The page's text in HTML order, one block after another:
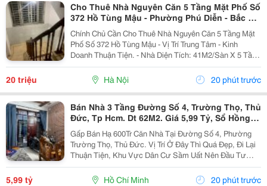
Cho Thuê Nhà Nguyên Căn 5 Tầng Mặt Phố Số
372 Hồ Tùng Mậu - Phường Phú Diễn - Bắc Từ
Liêm - Hn
Chính Chủ Cần Cho Thuê Nhà Nguyên Căn 5 Tầng Mặt
Phố Số 372 Hồ Tùng Mậu - Vị Trí Trung Tâm - Kinh
Doanh Thuận Tiện. - Nhà Diện Tích: 41M2/Sàn X 5 Tầng
- Mặt Tiền: 3.1M. - Nhà Thiết Kế Mỗi Tầng 1 Sàn Thông,
1 Wc, - Đường Trước Nhà Rộng 50M,...
20 triệu Hà Nội 20 phút trước
Bán Nhà 3 Tầng Đường Số 4, Trường Thọ, Thủ
Đức, Tp Hcm. Dt 62M2. Giá 5,99 Tỷ, Sổ Hồng
Riêng.
Gấp Bán Hạ 600Tr Căn Nhà Tại Đường Số 4, Phường
Trường Thọ, Thủ Đức. Vị Trí Ở Đây Thì Quá Đẹp, Đi Lại
Thuận Tiện, Khu Vực Dân Cư Sầm Uất Nên Đầu Tư
Cho Thuê Hay Giữ Tài Sản Đều Rất Ổn. Căn Nhà Nằm
Ngay Đường Vành Đai 2, Vài Bước Là Ra Xa Lộ Hn,
5,99 tỷ Hồ Chí Minh 20 phút trước